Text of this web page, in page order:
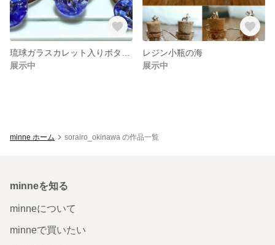
展示中
レジン小瓶の海
展示中
minne ホーム sorairo_okinawa の作品一覧
minneを知る
minneについて
minneで買いたい